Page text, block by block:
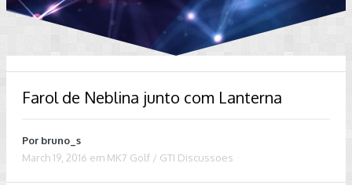
Farol de Neblina junto com Lanterna
Por bruno_s
March 19, 2016 em MK7 Golf / GTI Discussoes